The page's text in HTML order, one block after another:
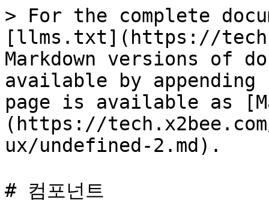
> For the complete
[llms.txt](https://
Markdown versions of
available by
page is available as
(https://
ux/undefined-2.md).
# 컴포넌트